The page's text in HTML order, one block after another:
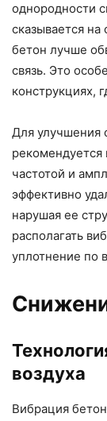
однородности
сказывается
бетон лучше
связь. Это
конструкциях,
Для улучшения
рекомендуется
частотой и
эффективно
нарушая ее
располагать
уплотнение по
воздуха
Вибрация